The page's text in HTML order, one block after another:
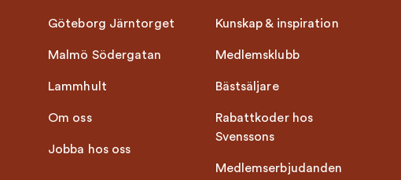
Göteborg Järntorget
Malmö Södergatan
Lammhult
Om oss
Jobba hos oss
Kunskap & inspiration
Medlemsklubb
Bästsäljare
Rabattkoder hos
Svenssons
Medlemserbjudanden